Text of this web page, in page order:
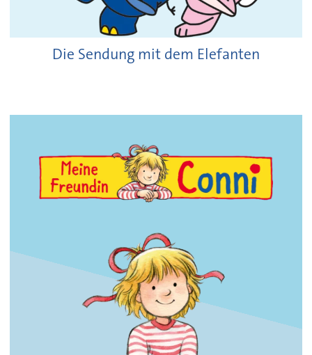
Die Sendung mit dem Elefanten